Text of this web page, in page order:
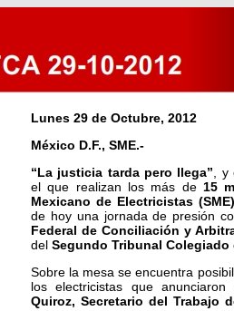
Lunes 29 de Octubre, 2012
México D.F., SME.-
“La justicia tarda pero llega” ,
el que realizan los más de 15
Mexicano de Electricistas (SME)
de hoy una jornada de presión
Federal de Conciliación y
del Segundo Tribunal Colegiado
Sobre la mesa se encuentra
los electricistas que
Quiroz, Secretario del Trabajo